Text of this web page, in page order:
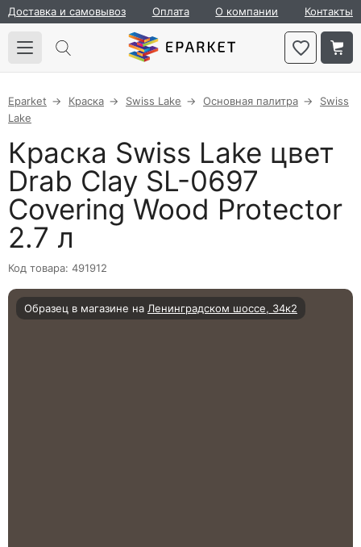
Доставка и самовывоз Оплата О компании Контакты
Eparket Краска Swiss Lake Основная палитра
Swiss
Lake
Краска Swiss Lake цвет
Drab Clay SL-0697
Covering Wood Protector
2.7 л
Код товара: 491912
Образец в магазине на Ленинградском шоссе, 34к2